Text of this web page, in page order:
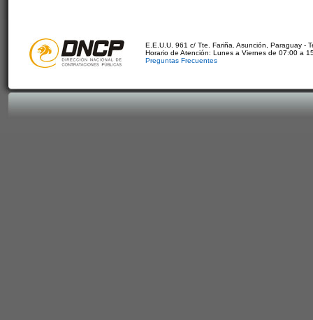
E.E.U.U. 961 c/ Tte. Fariña. Asunción, Paraguay -
Horario de Atención: Lunes a Viernes de 07:00 a
Preguntas Frecuentes